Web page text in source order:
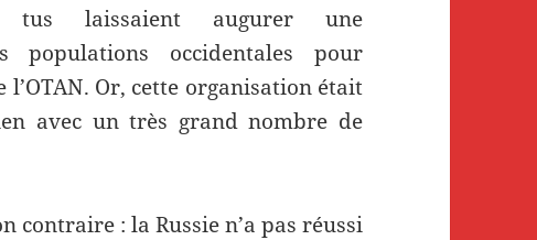
tus laissaient augurer une
populations occidentales pour
Or, cette organisation était
avec un très grand nombre de
contraire : la Russie n’a pas réussi